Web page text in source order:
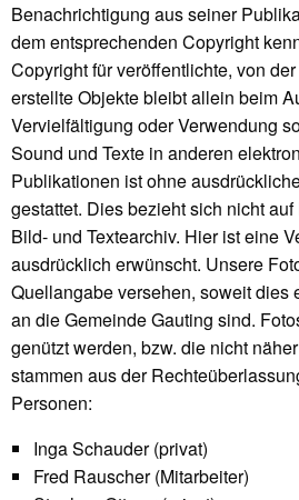
Benachrichtigung aus seiner
dem entsprechenden Copyright
Copyright für veröffentlichte, von
erstellte Objekte bleibt allein beim
Vervielfältigung oder Verwendung
Sound und Texte in anderen
Publikationen ist ohne
gestattet. Dies bezieht sich nicht
Bild- und Textearchiv. Hier ist eine
ausdrücklich erwünscht. Unsere
Quellangabe versehen, soweit dies
an die Gemeinde Gauting sind.
genützt werden, bzw. die nicht
stammen aus der
Personen:
Inga Schauder (privat)
Fred Rauscher (Mitarbeiter)